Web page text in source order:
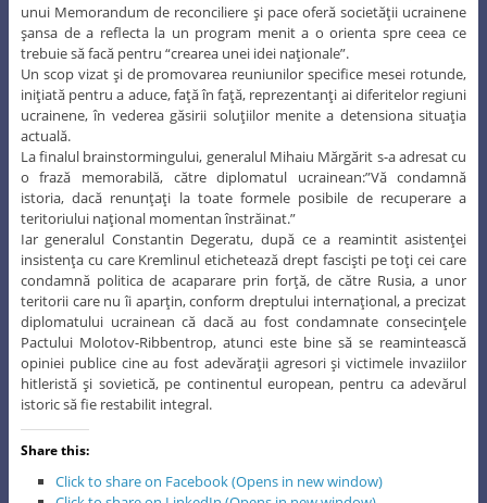
unui Memorandum de reconciliere şi pace oferă societăţii ucrainene
şansa de a reflecta la un program menit a o orienta spre ceea ce
trebuie să facă pentru “crearea unei idei naţionale”.
Un scop vizat şi de promovarea reuniunilor specifice mesei rotunde,
iniţiată pentru a aduce, faţă în faţă, reprezentanţi ai diferitelor regiuni
ucrainene, în vederea găsirii soluţiilor menite a detensiona situaţia
actuală.
La finalul brainstormingului, generalul Mihaiu Mărgărit s-a adresat cu
o frază memorabilă, către diplomatul ucrainean:”Vă condamnă
istoria, dacă renunţaţi la toate formele posibile de recuperare a
teritoriului naţional momentan înstrăinat.”
Iar generalul Constantin Degeratu, după ce a reamintit asistenţei
insistenţa cu care Kremlinul etichetează drept fascişti pe toţi cei care
condamnă politica de acaparare prin forţă, de către Rusia, a unor
teritorii care nu îi aparţin, conform dreptului internaţional, a precizat
diplomatului ucrainean că dacă au fost condamnate consecinţele
Pactului Molotov-Ribbentrop, atunci este bine să se reamintească
opiniei publice cine au fost adevăraţii agresori şi victimele invaziilor
hitleristă şi sovietică, pe continentul european, pentru ca adevărul
istoric să fie restabilit integral.
Share this:
Click to share on Facebook (Opens in new window)